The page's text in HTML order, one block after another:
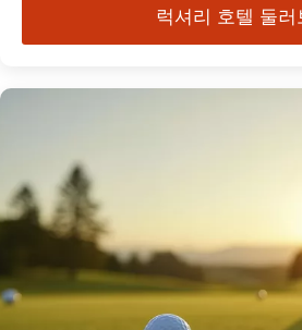
럭셔리 호텔 둘러